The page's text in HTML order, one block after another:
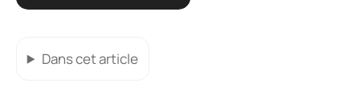
Dans cet article